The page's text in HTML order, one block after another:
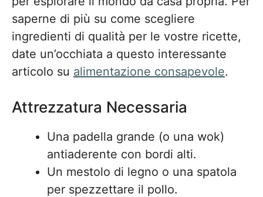
saperne di più su come scegliere
ingredienti di qualità per le vostre ricette,
date un’occhiata a questo interessante
articolo su alimentazione consapevole.
Attrezzatura Necessaria
Una padella grande (o una wok)
antiaderente con bordi alti.
Un mestolo di legno o una spatola
per spezzettare il pollo.